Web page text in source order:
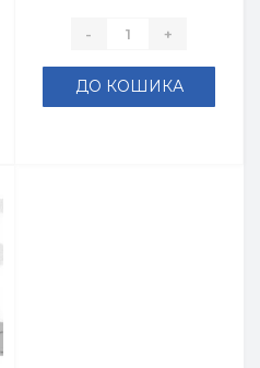
- +
ДО КОШИКА